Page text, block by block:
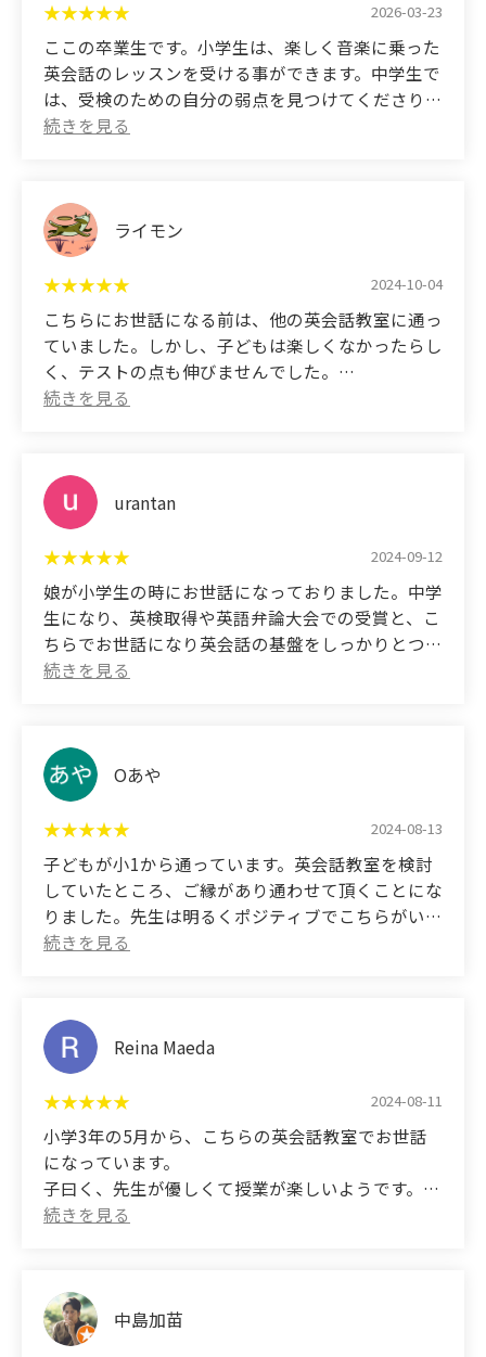
and provided tailored support. Thanks to them, I
was able to solve the fill-in-the-blank questions
that I struggled with, and I scored highly on the
exam! The teachers always answered questions
politely, and the school itself had a very
(Translated by Google)
My child was in elementary school and received
instruction from this school until graduating from
junior high school.
believing in themselves, for which I am very
grateful. Thanks to the teacher, my child not only
skills, and I have seen my child grow. I believe that
attending this school, meeting the teacher, and
learning from them will be a valuable asset for my
child in the future. Thank you so much.
2026-03-23
ここの卒業生です。小学生は、楽しく音楽に乗った
英会話のレッスンを受ける事ができます。中学生で
は、受検のための自分の弱点を見つけてくださり、
受検で高得点を取ることが出来ました。先生は明る
(Translated by Google)
I'm a graduate of this school. Elementary school
students can enjoy English conversation lessons
set to music. Middle school students can identify
their weaknesses for entrance exams and achieve
high scores. The teachers are cheerful and explain
things clearly, so even those who are not good at
English can enjoy learning it.
ライモン
2024-10-04
こちらにお世話になる前は、他の英会話教室に通っ
ていました。しかし、子どもは楽しくなかったらし
く、テストの点も伸びませんでした。
こちらに変わってからは、嫌がることなく自分から
とったことはありません。
本当に先生に出会い、こちらに通わせて頂き感謝し
ております。
これからも末永くお世話になります(⁎ᴗ͈ˬᴗ͈⁎)
英会話教室で迷われているかたは、お勧めいたしま
す。
(Translated by Google)
Before coming to this school, my child was
his test scores didn't improve.
Since switching to this school, he's started
it!!
Of course, his test scores have always been good,
and he's never scored below 95.
I'm truly grateful to have found this teacher and to
have been able to attend this school.
I recommend this school to anyone who's unsure
about which English conversation school to
choose.
urantan
2024-09-12
娘が小学生の時にお世話になっておりました。中学
生になり、英検取得や英語弁論大会での受賞と、こ
ちらでお世話になり英会話の基盤をしっかりとつく
って頂いたおかげで、今に至っているとつくづく感
(Translated by Google)
My daughter was enrolled at this school when she
was in elementary school. When she entered junior
high school, she passed the Eiken test and won an
award at an English speech contest. I truly feel that
she has been able to get to where she is today
thanks to the support she received here, which
helped her build a solid foundation in English
held.
Oあや
2024-08-13
子どもが小1から通っています。英会話教室を検討
していたところ、ご縁があり通わせて頂くことにな
りました。先生は明るくポジティブでこちらがいつ
も元気をもらっています。小学生の間は英会話、中
(Translated by Google)
My child has been attending this school since he
was in the first grade of elementary school. I was
considering sending him to an English
conversation school, and then I found this school.
The teachers are cheerful and positive, and they
always give me energy. They have been supporting
me with a wide range of things, from English
school.
Reina Maeda
2024-08-11
小学3年の5月から、こちらの英会話教室でお世話
になっています。
子曰く、先生が優しくて授業が楽しいようです。
家や車でも自ら英語教材を流して歌っています。
です。
(Translated by Google)
中島加苗